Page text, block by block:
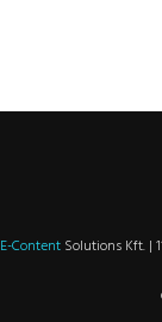
E-Content Solutions Kft. |